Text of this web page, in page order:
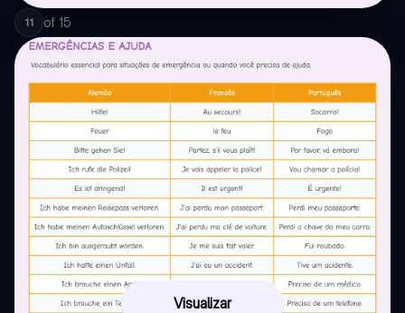
11 of 15
Visualizar